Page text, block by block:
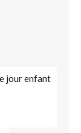
jour enfant